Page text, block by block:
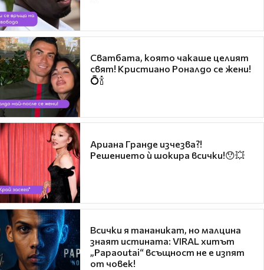
Сватбата, която чакаше целият
свят! Кристиано Роналдо се жени!
💍🍾
Ариана Гранде изчезва?!
Решението ѝ шокира всички!😯💥
Всички я тананикат, но малцина
знаят истината: VIRAL хитът
„Papaoutai“ всъщност не е изпят
от човек!